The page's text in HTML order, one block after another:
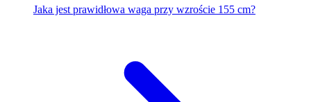
Jaka jest prawidłowa waga przy wzroście 155 cm?